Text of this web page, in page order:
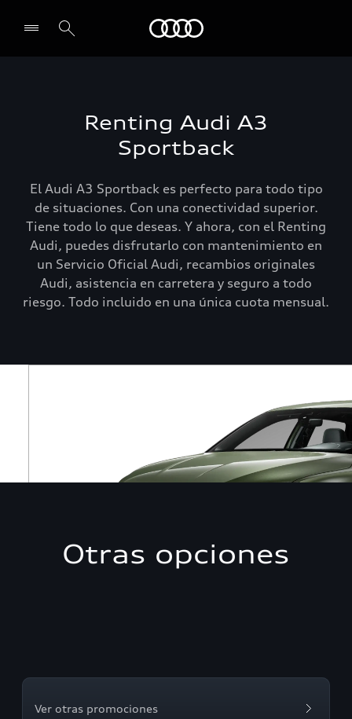
Renting Audi A3
Sportback
El Audi A3 Sportback es perfecto para todo tipo
de situaciones. Con una conectividad superior.
Tiene todo lo que deseas. Y ahora, con el Renting
Audi, puedes disfrutarlo con mantenimiento en
un Servicio Oficial Audi, recambios originales
Audi, asistencia en carretera y seguro a todo
riesgo. Todo incluido en una única cuota mensual.
Otras opciones
Ver otras promociones